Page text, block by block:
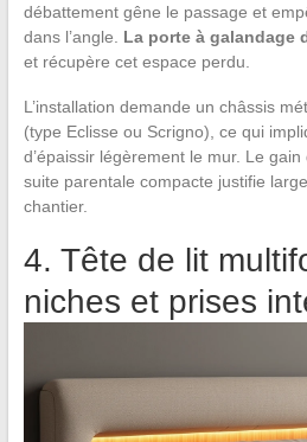
débattement gêne le passage et
dans l’angle. La porte à galandage
et récupère cet espace perdu.
L’installation demande un châssis
(type Eclisse ou Scrigno), ce qui
d’épaissir légèrement le mur. Le
suite parentale compacte justifie
chantier.
4. Tête de lit
niches et prises